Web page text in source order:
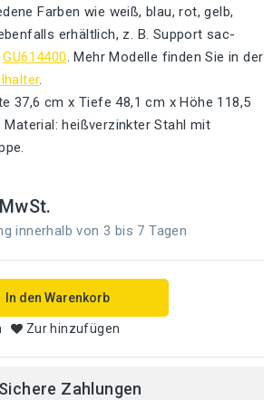
Farben wie weiß, blau, rot, gelb,
erhältlich, z. B. Support sac-
GU614400. Mehr Modelle finden Sie in der
.
37,6 cm x Tiefe 48,1 cm x Höhe 118,5
Material: heißverzinkter Stahl mit
innerhalb von 3 bis 7 Tagen
In den Warenkorb
Zur hinzufügen
Sichere Zahlungen